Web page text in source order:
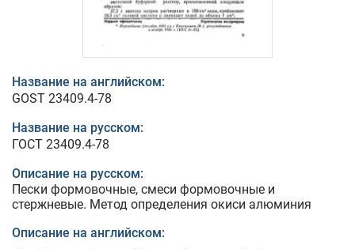
Название на английском:
GOST 23409.4-78
Название на русском:
ГОСТ 23409.4-78
Описание на русском:
Пески формовочные, смеси формовочные и
стержневые. Метод определения окиси алюминия
Описание на английском: